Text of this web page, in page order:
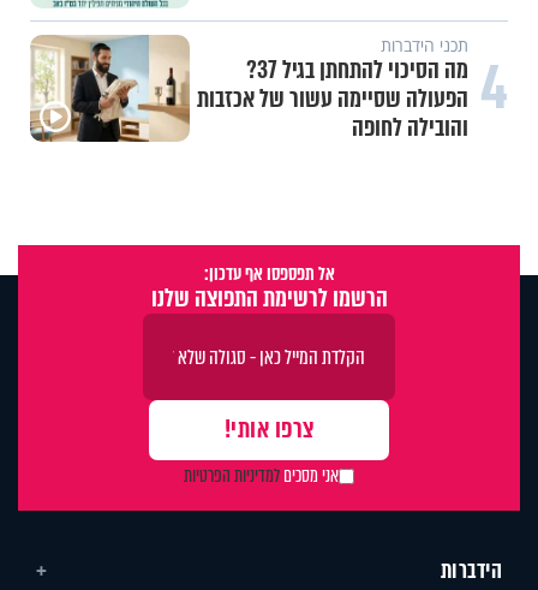
4 תכני הידברות
מה הסיכוי להתחתן בגיל 37?
הפעולה שסיימה עשור של אכזבות
והובילה לחופה
אל תפספסו אף עדכון:
הרשמו לרשימת התפוצה שלנו
אני מסכיםלמדיניות הפרטיות
הידברות